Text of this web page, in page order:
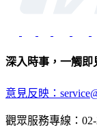
深入時事，一觸即
意見反映：
觀眾服務專線：02-